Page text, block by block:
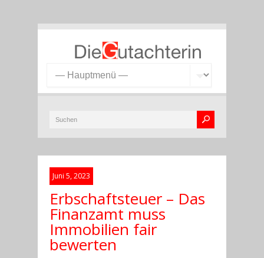
Juni 5, 2023
Erbschaftsteuer – Das
Finanzamt muss
Immobilien fair
bewerten